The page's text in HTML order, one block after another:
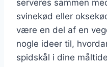
serveres sammen
svinekød eller
være en del af en
nogle ideer til,
spidskål i dine